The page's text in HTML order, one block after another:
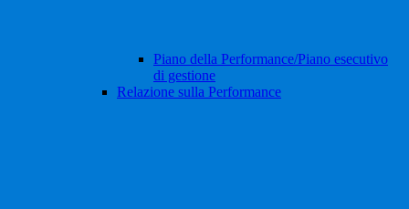
Piano della Performance/Piano esecutivo
di gestione
Relazione sulla Performance